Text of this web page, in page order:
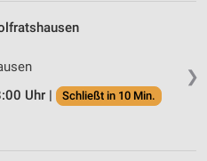
❯
Uhr |
Schließt in 10 Min.